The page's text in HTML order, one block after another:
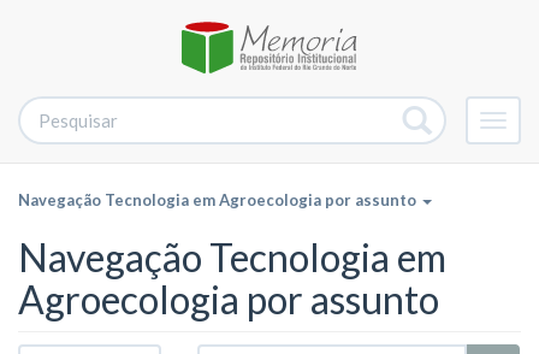
Navegação Tecnologia em Agroecologia por assunto
Navegação Tecnologia em
Agroecologia por assunto